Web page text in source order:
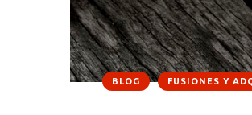
BLOG FUSIONES Y